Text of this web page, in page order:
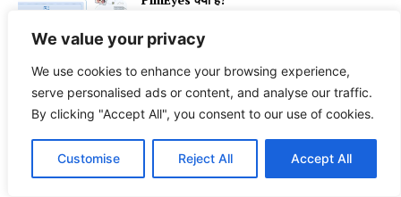
We value your privacy
We use cookies to enhance your browsing experience,
serve personalised ads or content, and analyse our traffic.
By clicking "Accept All", you consent to our use of cookies.
Customise Reject All Accept All
More like this
RELATED